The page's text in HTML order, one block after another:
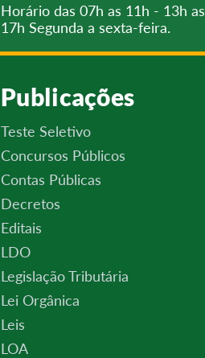
Horário das 07h as 11h - 13h as
17h Segunda a sexta-feira.
Publicações
Teste Seletivo
Concursos Públicos
Contas Públicas
Decretos
Editais
LDO
Legislação Tributária
Lei Orgânica
Leis
LOA